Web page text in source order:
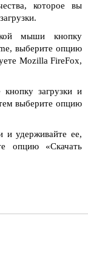
которое вы
мыши кнопку
выберите опцию
Mozilla FireFox,
кнопку загрузки и
выберите опцию
и удерживайте ее,
опцию «Скачать